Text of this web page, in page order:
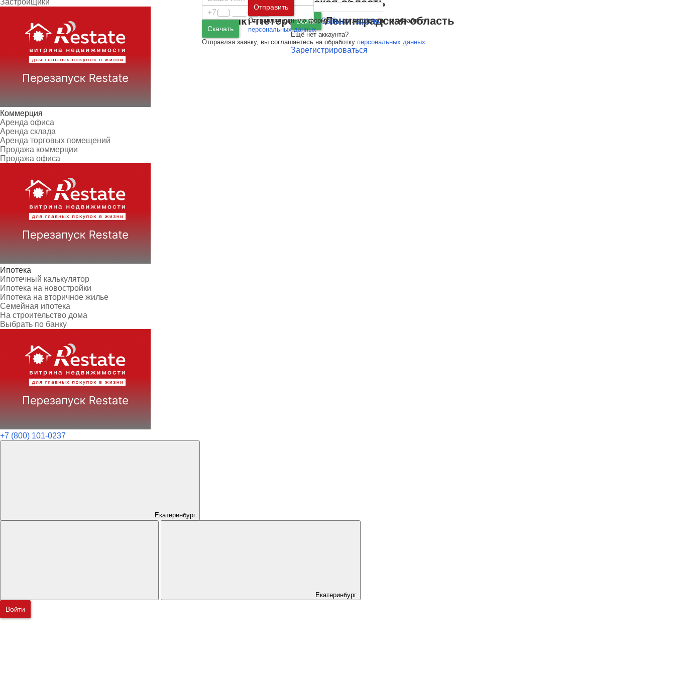
Застройщики
Коммерция
Аренда офиса
Аренда склада
Аренда торговых помещений
Продажа коммерции
Продажа офиса
Ипотека
Ипотечный калькулятор
Ипотека на новостройки
Ипотека на вторичное жилье
Семейная ипотека
На строительство дома
Выбрать по банку
+7 (800) 101-0237
Екатеринбург
Екатеринбург
Войти
Москва
Московская область
Санкт-Петербург иЛенинградская область
Войти Забыли пароль
Ещё нет аккаунта?
Зарегистрироваться
Скачать
Отправляя заявку, вы соглашаетесь на обработку персональных данных
Отправить
Отправляя данную форму, вы соглашаетесь на обработку
персональных данных